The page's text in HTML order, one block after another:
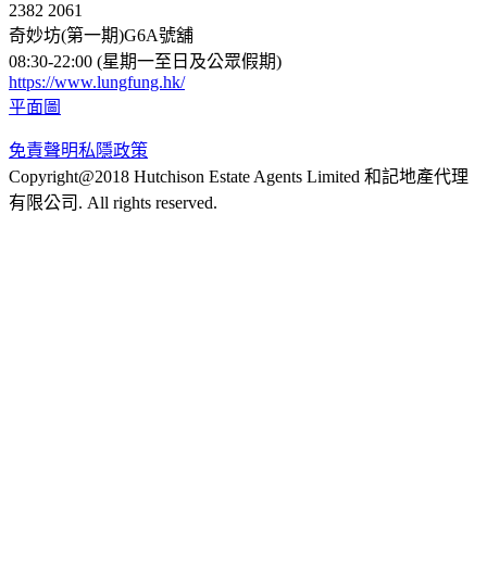
2382 2061
奇妙坊(第一期)G6A號舖
08:30-22:00 (星期一至日及公眾假期)
https://www.lungfung.hk/
平面圖
免責聲明私隱政策
Copyright@2018 Hutchison Estate Agents Limited 和記地產代理
有限公司. All rights reserved.